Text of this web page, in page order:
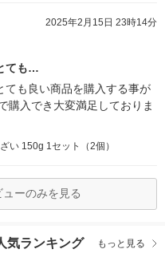
2025年2月15日 23時14分
ても…
ても良い商品を購入する事が
購入でき大変満足しておりま
い 150g 1セット（2個）
ーのみを見る
気ランキング もっと見る